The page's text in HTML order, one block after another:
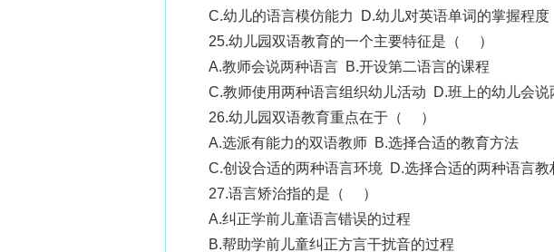
C.幼儿的语言模仿能力 D.幼儿对英语单词的掌握程度
25.幼儿园双语教育的一个主要特征是（ ）
A.教师会说两种语言 B.开设第二语言的课程
C.教师使用两种语言组织幼儿活动 D.班上的幼儿会说
26.幼儿园双语教育重点在于（ ）
A.选派有能力的双语教师 B.选择合适的教育方法
C.创设合适的两种语言环境 D.选择合适的两种语言教
27.语言矫治指的是（ ）
A.纠正学前儿童语言错误的过程
B.帮助学前儿童纠正方言干扰音的过程